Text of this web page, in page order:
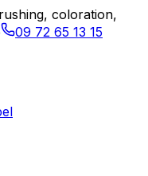
coloration,
09 72 65 13 15